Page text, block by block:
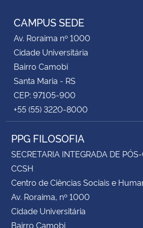
CAMPUS SEDE
Av. Roraima nº 1000
Cidade Universitária
Bairro Camobi
Santa Maria - RS
CEP: 97105-900
+55 (55) 3220-8000
PPG FILOSOFIA
SECRETARIA INTEGRADA DE
CCSH
Centro de Ciências Sociais e
Av. Roraima, nº 1000
Cidade Universitária
Bairro Camobi